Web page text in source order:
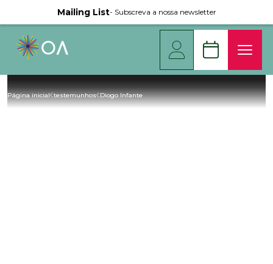
Mailing List- Subscreva a nossa newsletter
Página inicial testemunhos Diogo Infante